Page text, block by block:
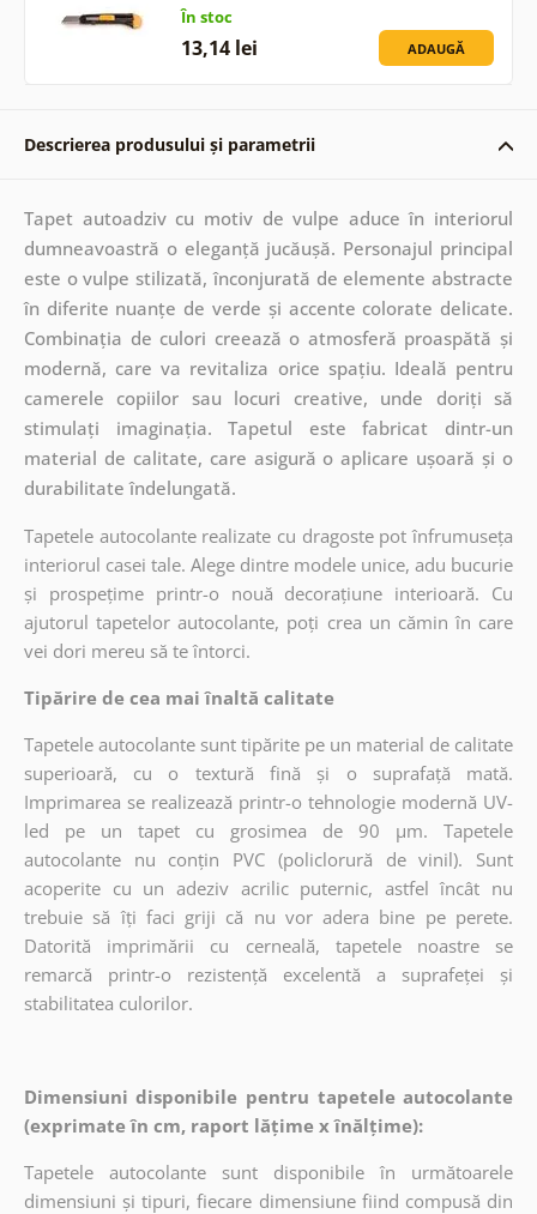
În stoc
13,14 lei ADAUGĂ
Descrierea produsului și parametrii
Tapet autoadziv cu motiv de vulpe aduce în interiorul
dumneavoastră o eleganță jucăușă. Personajul principal
este o vulpe stilizată, înconjurată de elemente abstracte
în diferite nuanțe de verde și accente colorate delicate.
Combinația de culori creează o atmosferă proaspătă și
modernă, care va revitaliza orice spațiu. Ideală pentru
camerele copiilor sau locuri creative, unde doriți să
stimulați imaginația. Tapetul este fabricat dintr-un
material de calitate, care asigură o aplicare ușoară și o
durabilitate îndelungată.
Tapetele autocolante realizate cu dragoste pot înfrumuseța
interiorul casei tale. Alege dintre modele unice, adu bucurie
și prospețime printr-o nouă decorațiune interioară. Cu
ajutorul tapetelor autocolante, poți crea un cămin în care
vei dori mereu să te întorci.
Tipărire de cea mai înaltă calitate
Tapetele autocolante sunt tipărite pe un material de calitate
superioară, cu o textură fină și o suprafață mată.
Imprimarea se realizează printr-o tehnologie modernă UV-
led pe un tapet cu grosimea de 90 µm. Tapetele
autocolante nu conțin PVC (policlorură de vinil). Sunt
acoperite cu un adeziv acrilic puternic, astfel încât nu
trebuie să îți faci griji că nu vor adera bine pe perete.
Datorită imprimării cu cerneală, tapetele noastre se
remarcă printr-o rezistență excelentă a suprafeței și
stabilitatea culorilor.
Dimensiuni disponibile pentru tapetele autocolante
(exprimate în cm, raport lățime x înălțime):
Tapetele autocolante sunt disponibile în următoarele
dimensiuni și tipuri, fiecare dimensiune fiind compusă din